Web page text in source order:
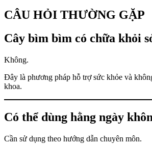
CÂU HỎI THƯỜNG GẶP
Cây bìm bìm có chữa khỏi
Không.
Đây là phương pháp hỗ trợ sức khỏe và
khoa.
Có thể dùng hằng ngày
Cần sử dụng theo hướng dẫn chuyên môn.